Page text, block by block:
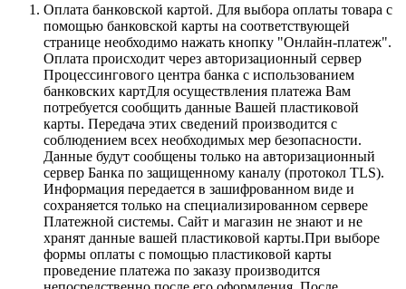
Оплата банковской картой. Для выбора оплаты товара с
помощью банковской карты на соответствующей
странице необходимо нажать кнопку "Онлайн-платеж".
Оплата происходит через авторизационный сервер
Процессингового центра банка с использованием
банковских картДля осуществления платежа Вам
потребуется сообщить данные Вашей пластиковой
карты. Передача этих сведений производится с
соблюдением всех необходимых мер безопасности.
Данные будут сообщены только на авторизационный
сервер Банка по защищенному каналу (протокол TLS).
Информация передается в зашифрованном виде и
сохраняется только на специализированном сервере
Платежной системы. Сайт и магазин не знают и не
хранят данные вашей пластиковой карты.При выборе
формы оплаты с помощью пластиковой карты
проведение платежа по заказу производится